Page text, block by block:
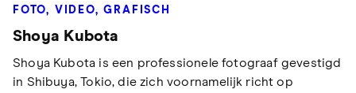
FOTO, VIDEO, GRAFISCH
Shoya Kubota
Shoya Kubota is een professionele fotograaf gevestigd
in Shibuya, Tokio, die zich voornamelijk richt op